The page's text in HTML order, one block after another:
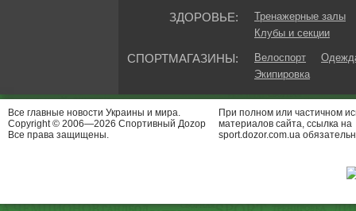
ЗДОРОВЬЕ:
Тренажерные залы
Клубы и секции
СПОРТМАГАЗИНЫ: Велоспорт
Экипировка
Все главные новости Украины и мира.
Copyright © 2006—2026 Спортивный Доzор
Все права защищены.
При полном или частичном
материалов сайта, ссылка на
sport.dozor.com.ua